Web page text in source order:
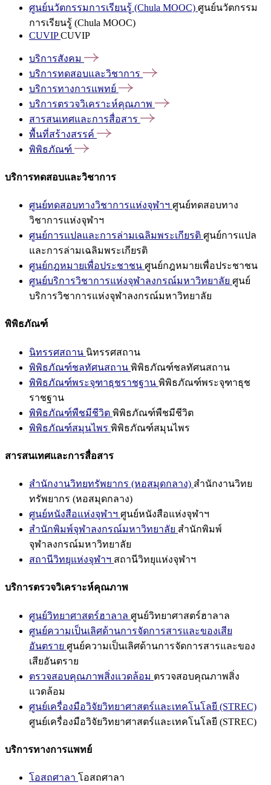
ศูนย์นวัตกรรมการเรียนรู้ (Chula MOOC) ศูนย์นวัตกรรม
การเรียนรู้ (Chula MOOC)
CUVIPCUVIP
บริการสังคม
บริการทดสอบและวิชาการ
บริการทางการแพทย์
บริการตรวจวิเคราะห์คุณภาพ
สารสนเทศและการสื่อสาร
พื้นที่สร้างสรรค์
พิพิธภัณฑ์
บริการทดสอบและวิชาการ
ศูนย์ทดสอบทางวิชาการแห่งจุฬาฯ ศูนย์ทดสอบทาง
วิชาการแห่งจุฬาฯ
ศูนย์การแปลและการล่ามเฉลิมพระเกียรติ ศูนย์การแปล
และการล่ามเฉลิมพระเกียรติ
ศูนย์กฎหมายเพื่อประชาชน ศูนย์กฎหมายเพื่อประชาชน
ศูนย์บริการวิชาการแห่งจุฬาลงกรณ์มหาวิทยาลัย ศูนย์
บริการวิชาการแห่งจุฬาลงกรณ์มหาวิทยาลัย
พิพิธภัณฑ์
นิทรรศสถาน นิทรรศสถาน
พิพิธภัณฑ์ชลทัศนสถาน พิพิธภัณฑ์ชลทัศนสถาน
พิพิธภัณฑ์พระจุฑาธุชราชฐาน พิพิธภัณฑ์พระจุฑาธุช
ราชฐาน
พิพิธภัณฑ์พืชมีชีวิต พิพิธภัณฑ์พืชมีชีวิต
พิพิธภัณฑ์สมุนไพร พิพิธภัณฑ์สมุนไพร
สารสนเทศและการสื่อสาร
สำนักงานวิทยทรัพยากร (หอสมุดกลาง) สำนักงานวิทย
ทรัพยากร (หอสมุดกลาง)
ศูนย์หนังสือแห่งจุฬาฯ ศูนย์หนังสือแห่งจุฬาฯ
สำนักพิมพ์จุฬาลงกรณ์มหาวิทยาลัย สำนักพิมพ์
จุฬาลงกรณ์มหาวิทยาลัย
สถานีวิทยุแห่งจุฬาฯ สถานีวิทยุแห่งจุฬาฯ
บริการตรวจวิเคราะห์คุณภาพ
ศูนย์วิทยาศาสตร์ฮาลาล ศูนย์วิทยาศาสตร์ฮาลาล
ศูนย์ความเป็นเลิศด้านการจัดการสารและของเสีย
อันตราย ศูนย์ความเป็นเลิศด้านการจัดการสารและของ
เสียอันตราย
ตรวจสอบคุณภาพสิ่งแวดล้อม ตรวจสอบคุณภาพสิ่ง
แวดล้อม
ศูนย์เครื่องมือวิจัยวิทยาศาสตร์และเทคโนโลยี (STREC)
ศูนย์เครื่องมือวิจัยวิทยาศาสตร์และเทคโนโลยี (STREC)
บริการทางการแพทย์
โอสถศาลา โอสถศาลา